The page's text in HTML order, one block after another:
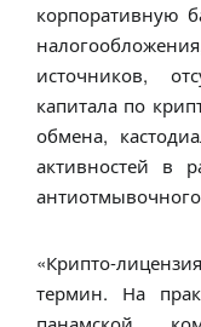
корпоративную
источников,
капитала по
обмена,
активностей в
«Крипто-
термин. На